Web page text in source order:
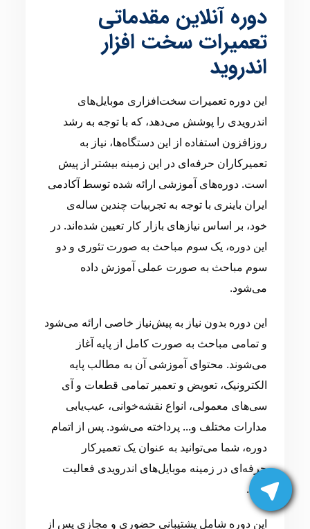
دوره آنلاین مقدماتی
تعمیرات سخت افزار
اندروید
این دوره تعمیرات سخت‌افزاری موبایل‌های
اندرویدی را پوشش می‌دهد، که با توجه به رشد
روزافزون استفاده از این دستگاه‌ها، نیاز به
تعمیرکاران حرفه‌ای در این زمینه بیشتر از پیش
است. دوره‌های آموزشی ارائه شده توسط آکادمی
ایران باینری با توجه به تجربیات چندین ساله‌ی
خود، بر اساس نیازهای بازار کار تعیین شده‌اند. در
این دوره، یک سوم مباحث به صورت تئوری و دو
سوم مباحث به صورت عملی آموزش داده
می‌شود.
این دوره بدون نیاز به پیش‌نیاز خاصی ارائه می‌شود
و تمامی مباحث به صورت کامل از پایه آغاز
می‌شوند. محتوای آموزشی آن به مطالب پایه
الکترونیک، تعویض و تعمیر تمامی قطعات و آی
سی‌های معمولی، انواع نقشه‌خوانی، عیب‌یابی
مدارات مختلف و... پرداخته می‌شود. پس از اتمام
دوره، شما می‌توانید به عنوان یک تعمیرکار
حرفه‌ای در زمینه موبایل‌های اندرویدی فعالیت
کنید.
این دوره شامل پشتیبانی حضوری و مجازی پس از